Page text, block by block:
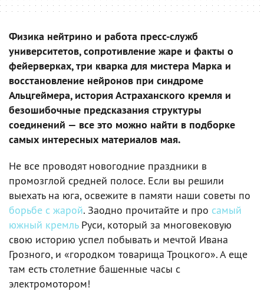
Физика нейтрино и работа пресс-служб
университетов, сопротивление жаре и факты о
фейерверках, три кварка для мистера Марка и
восстановление нейронов при синдроме
Альцгеймера, история Астраханского кремля и
безошибочные предсказания структуры
соединений — все это можно найти в подборке
самых интересных материалов мая.
Не все проводят новогодние праздники в
промозглой средней полосе. Если вы решили
выехать на юга, освежите в памяти наши советы по
борьбе с жарой. Заодно прочитайте и про самый
южный кремльРуси, который за многовековую
свою историю успел побывать и мечтой Ивана
Грозного, и «городком товарища Троцкого». А еще
там есть столетние башенные часы с
электромотором!